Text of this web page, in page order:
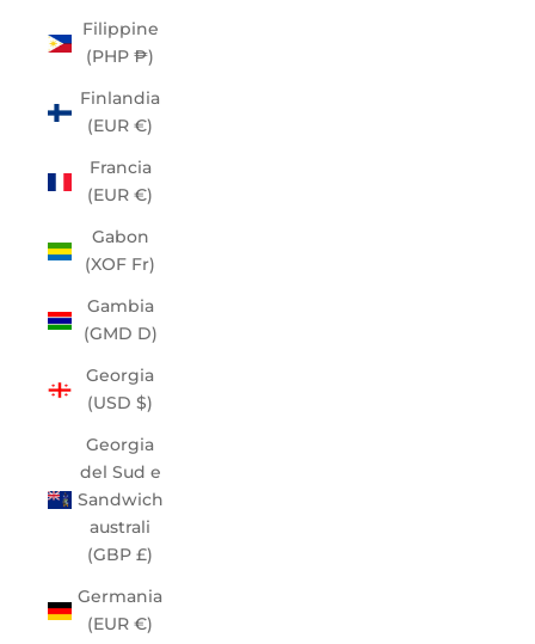
Filippine
(PHP ₱)
Finlandia
(EUR €)
Francia
(EUR €)
Gabon
(XOF Fr)
Gambia
(GMD D)
Georgia
(USD $)
Georgia
del Sud e
Sandwich
australi
(GBP £)
Germania
(EUR €)